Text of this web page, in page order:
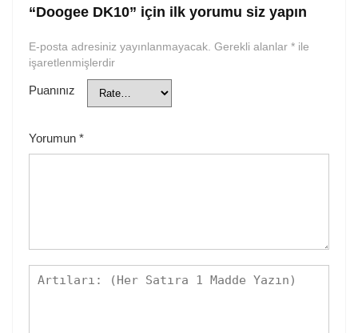
“Doogee DK10” için ilk yorumu siz yapın
E-posta adresiniz yayınlanmayacak. Gerekli alanlar * ile
işaretlenmişlerdir
Puanınız
Yorumun *